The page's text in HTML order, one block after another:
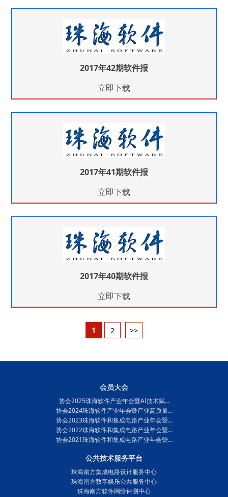
2017年42期软件报
立即下载
2017年41期软件报
立即下载
2017年40期软件报
立即下载
1 2 >>
会员大会
协会2025珠海软件产业年会暨AI技术赋...
协会2024珠海软件产业年会暨产业高质量...
协会2023珠海软件和集成电路产业年会暨...
协会2022珠海软件和集成电路产业年会暨...
协会2021珠海软件和集成电路产业年会暨...
公共技术服务平台
珠海南方集成电路设计服务中心
珠海南方数字娱乐公共服务中心
珠海南方软件网络评测中心